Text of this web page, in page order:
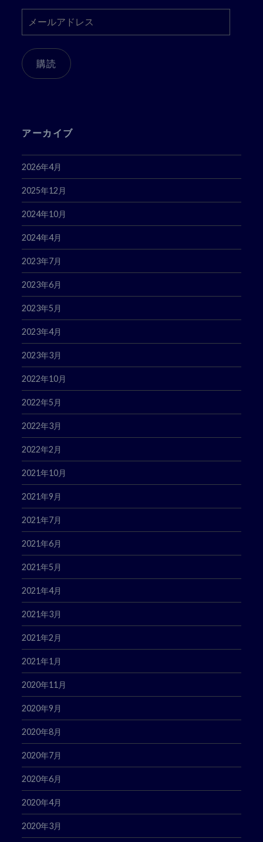
ー
ア
ド
購読
アーカイブ
2026年4月
2025年12月
2024年10月
2024年4月
2023年7月
2023年6月
2023年5月
2023年4月
2023年3月
2022年10月
2022年5月
2022年3月
2022年2月
2021年10月
2021年9月
2021年7月
2021年6月
2021年5月
2021年4月
2021年3月
2021年2月
2021年1月
2020年11月
2020年9月
2020年8月
2020年7月
2020年6月
2020年4月
2020年3月